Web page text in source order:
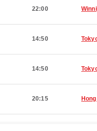
22:00
14:50
14:50
20:15